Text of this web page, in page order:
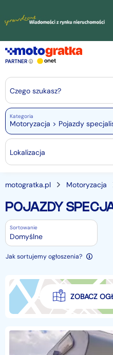
PARTNER
Czego szukasz?
Kategoria
Motoryzacja > Pojazdy
Lokalizacja
motogratka.pl Motoryzacja
POJAZDY
Sortowanie
Domyślne
Jak sortujemy ogłoszenia?
ZOBACZ